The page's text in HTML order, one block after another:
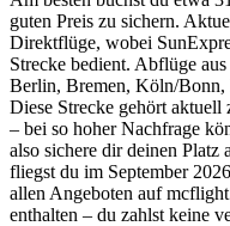
guten Preis zu sichern.
Direktflüge, wobei
Strecke bedient. Abflüge
Berlin, Bremen, Köln/
Diese Strecke gehört aktuell
– bei so hoher Nachfrage
also sichere dir deinen Platz
fliegst du im September
allen Angeboten auf
enthalten – du zahlst keine